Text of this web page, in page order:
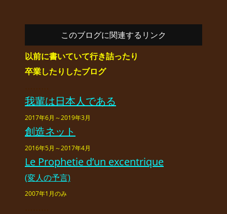
このブログに関連するリンク
以前に書いていて行き詰ったり
卒業したりしたブログ
我輩は日本人である
2017年6月～2019年3月
創造ネット
2016年5月～2017年4月
Le Prophetie d’un excentrique
(変人の予言)
2007年1月のみ